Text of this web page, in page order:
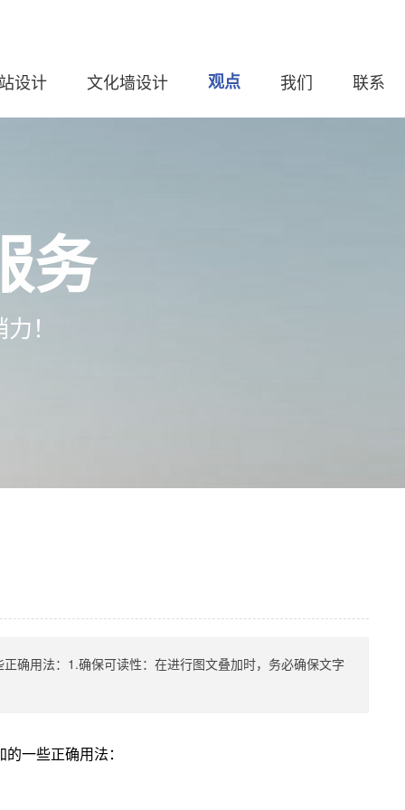
设计 文化墙设计 观点 我们 联系
务
！
确用法：1.确保可读性：在进行图文叠加时，务必确保文字
一些正确用法：